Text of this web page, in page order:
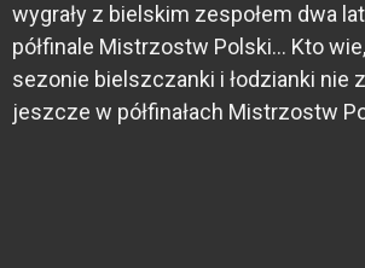
wygrały z bielskim zespołem dwa
półfinale Mistrzostw Polski… Kto
sezonie bielszczanki i łodzianki nie
jeszcze w półfinałach Mistrzostw